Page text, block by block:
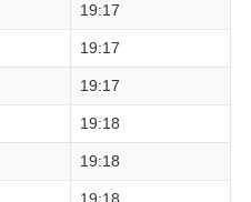
19:17
19:17
19:17
19:18
19:18